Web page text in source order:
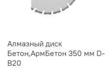
Алмазный диск
Бетон,АрмБетон 350 мм D-
В20